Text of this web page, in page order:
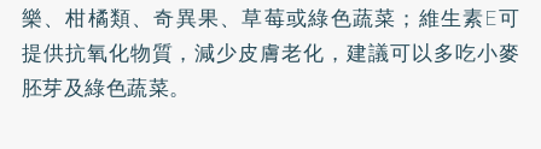
樂、柑橘類、奇異果、草莓或綠色蔬菜；維生素E可
提供抗氧化物質，減少皮膚老化，建議可以多吃小麥
胚芽及綠色蔬菜。